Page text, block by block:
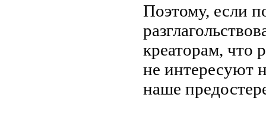
Поэтому, если
креаторам, что
не интересуют
наше